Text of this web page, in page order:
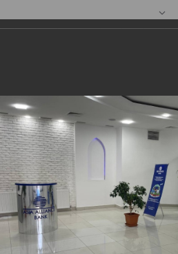
Центр
услуг
услуг «Шайхонтохур»